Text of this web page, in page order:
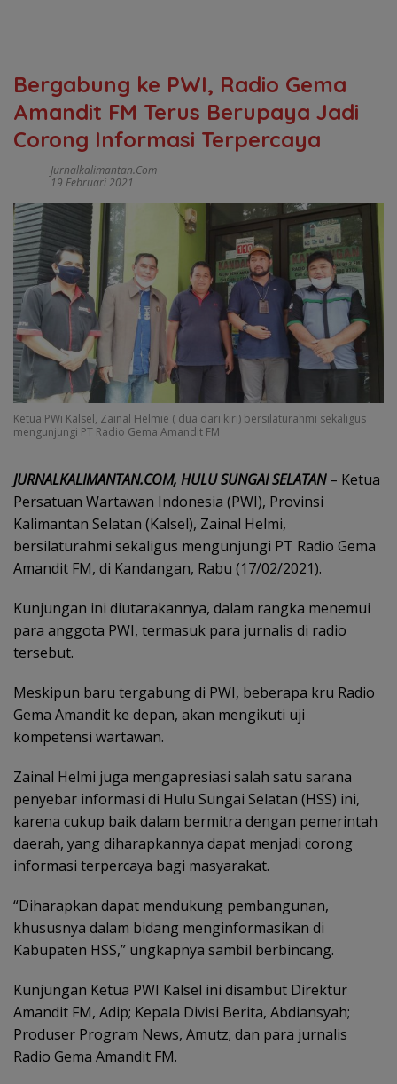
Bergabung ke PWI, Radio Gema
Amandit FM Terus Berupaya Jadi
Corong Informasi Terpercaya
Jurnalkalimantan.com
19 Februari 2021
Ketua PWi Kalsel, Zainal Helmie ( dua dari kiri) bersilaturahmi sekaligus
mengunjungi PT Radio Gema Amandit FM
JURNALKALIMANTAN.COM, HULU SUNGAI SELATAN– Ketua
Persatuan Wartawan Indonesia (PWI), Provinsi
Kalimantan Selatan (Kalsel), Zainal Helmi,
bersilaturahmi sekaligus mengunjungi PT Radio Gema
Amandit FM, di Kandangan, Rabu (17/02/2021).
Kunjungan ini diutarakannya, dalam rangka menemui
para anggota PWI, termasuk para jurnalis di radio
tersebut.
Meskipun baru tergabung di PWI, beberapa kru Radio
Gema Amandit ke depan, akan mengikuti uji
kompetensi wartawan.
Zainal Helmi juga mengapresiasi salah satu sarana
penyebar informasi di Hulu Sungai Selatan (HSS) ini,
karena cukup baik dalam bermitra dengan pemerintah
daerah, yang diharapkannya dapat menjadi corong
informasi terpercaya bagi masyarakat.
“Diharapkan dapat mendukung pembangunan,
khususnya dalam bidang menginformasikan di
Kabupaten HSS,” ungkapnya sambil berbincang.
Kunjungan Ketua PWI Kalsel ini disambut Direktur
Amandit FM, Adip; Kepala Divisi Berita, Abdiansyah;
Produser Program News, Amutz; dan para jurnalis
Radio Gema Amandit FM.